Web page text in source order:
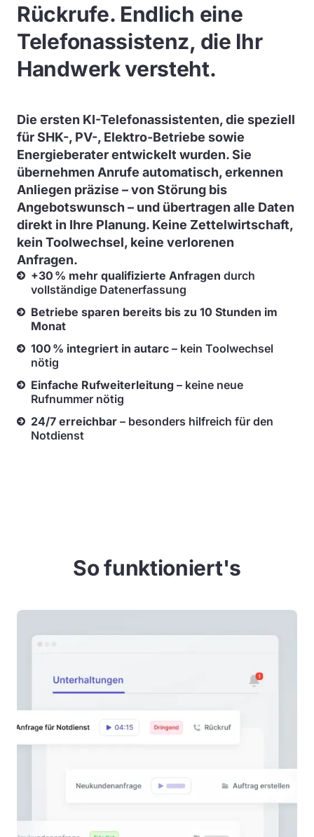
Rückrufe. Endlich eine
Telefonassistenz, die Ihr
Handwerk versteht.
Die ersten KI-Telefonassistenten, die speziell
für SHK-, PV-, Elektro-Betriebe sowie
Energieberater entwickelt wurden. Sie
übernehmen Anrufe automatisch, erkennen
Anliegen präzise – von Störung bis
Angebotswunsch – und übertragen alle Daten
direkt in Ihre Planung. Keine Zettelwirtschaft,
kein Toolwechsel, keine verlorenen
Anfragen.
+30 % mehr qualifizierte Anfragen durch
vollständige Datenerfassung
Betriebe sparen bereits bis zu 10 Stunden im
Monat
100 % integriert in autarc – kein Toolwechsel
nötig
Einfache Rufweiterleitung – keine neue
Rufnummer nötig
24/7 erreichbar – besonders hilfreich für den
Notdienst
So funktioniert's